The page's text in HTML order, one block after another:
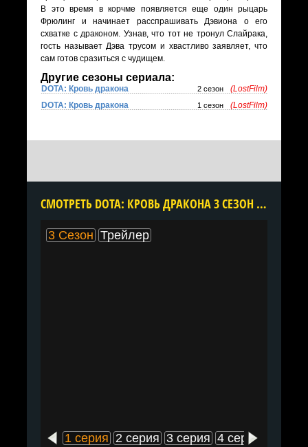
В это время в корчме появляется еще один рыцарь
Фрюлинг и начинает расспрашивать Дэвиона о его
схватке с драконом. Узнав, что тот не тронул Слайрака,
гость называет Дэва трусом и хвастливо заявляет, что
сам готов сразиться с чудищем.
Другие сезоны сериала:
DOTA: Кровь дракона 2 сезон
(LostFilm)
DOTA: Кровь дракона
1 сезон (LostFilm)
CМОТРЕТЬ DOTA: КРОВЬ ДРАКОНА 3 СЕЗОН ОНЛАЙН В ХОРОШЕМ КАЧЕСТВЕ ВСЕ СЕРИИ ПОДРЯД БЕСПЛАТНО
3 Сезон Трейлер
1 серия 2 серия 3 серия 4 серия